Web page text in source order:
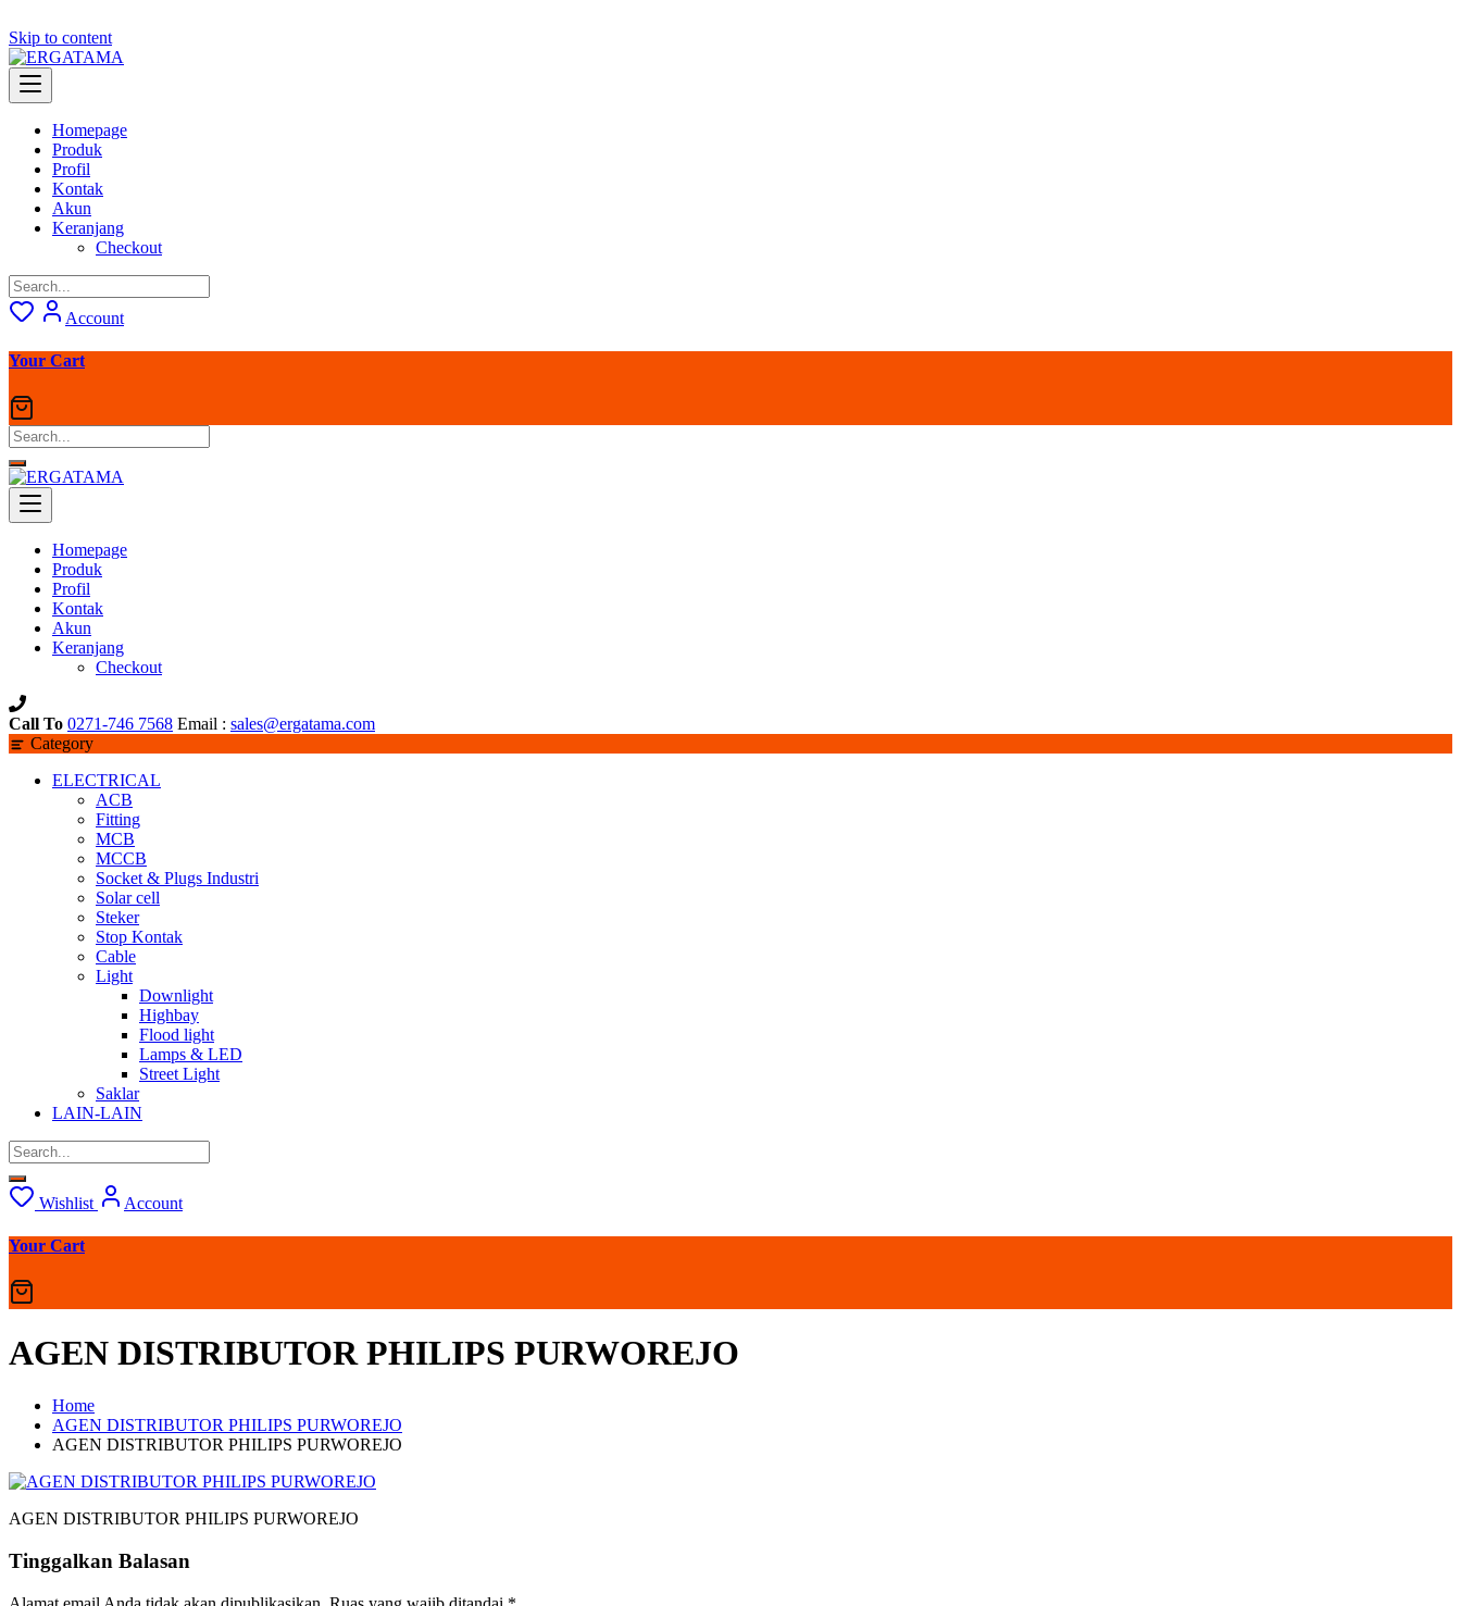
Skip to content
Homepage
Produk
Profil
Kontak
Akun
Keranjang
Checkout
Account
Your Cart
Homepage
Produk
Profil
Kontak
Akun
Keranjang
Checkout
Call To 0271-746 7568 Email : sales@ergatama.com
Category
ELECTRICAL
ACB
Fitting
MCB
MCCB
Socket & Plugs Industri
Solar cell
Steker
Stop Kontak
Cable
Light
Downlight
Highbay
Flood light
Lamps & LED
Street Light
Saklar
LAIN-LAIN
Wishlist Account
Your Cart
AGEN DISTRIBUTOR PHILIPS PURWOREJO
Home
AGEN DISTRIBUTOR PHILIPS PURWOREJO
AGEN DISTRIBUTOR PHILIPS PURWOREJO
AGEN DISTRIBUTOR PHILIPS PURWOREJO
Tinggalkan Balasan